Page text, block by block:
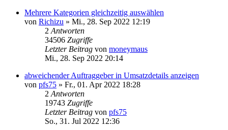
Mehrere Kategorien gleichzeitig auswählen
von Richizu » Mi., 28. Sep 2022 12:19
2 Antworten
34506 Zugriffe
Letzter Beitrag von moneymaus
Mi., 28. Sep 2022 20:14
abweichender Auftraggeber in Umsatzdetails anzeigen
von pfs75 » Fr., 01. Apr 2022 18:28
2 Antworten
19743 Zugriffe
Letzter Beitrag von pfs75
So., 31. Jul 2022 12:36